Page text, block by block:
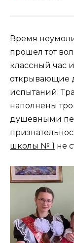
Время
прошел тот
классный час
открывающие
испытаний.
наполнены
душевными
школы № 1 не